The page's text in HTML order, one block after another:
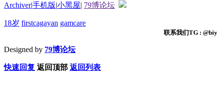
Archiver|手机版|小黑屋| 79博论坛
18岁 firstcagayan gamcare
联系我们TG :
Designed by 79博论坛
快速回复 返回顶部 返回列表